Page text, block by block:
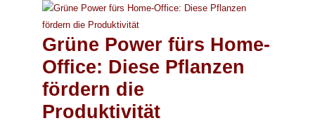
Grüne Power fürs Home-
Office: Diese Pflanzen
fördern die
Produktivität